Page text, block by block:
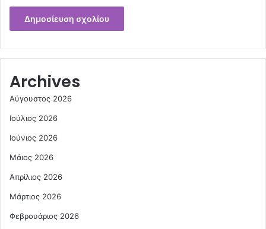
Archives
Αύγουστος 2026
Ιούλιος 2026
Ιούνιος 2026
Μάιος 2026
Απρίλιος 2026
Μάρτιος 2026
Φεβρουάριος 2026